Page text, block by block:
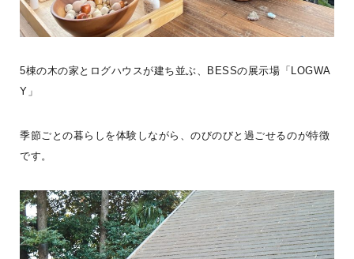
ドDIY体験編〜完成作品がコレ！そう！また可愛い僕をおいて、お父
さんだけDI ...続きを読む
LOGWAY活動 LOGWAYコーチャー BESS福知山
5棟の木の家とログハウスが建ち並ぶ、BESSの展示場「LOGWA
Y」
季節ごとの暮らしを体験しながら、のびのびと過ごせるのが特徴
です。